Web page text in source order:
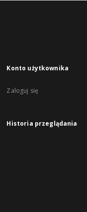
Konto użytkownika
Zaloguj się
Historia przeglądania